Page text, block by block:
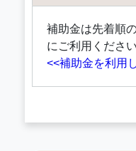
補助金は先着順
にご利用ください
<<補助金を利用